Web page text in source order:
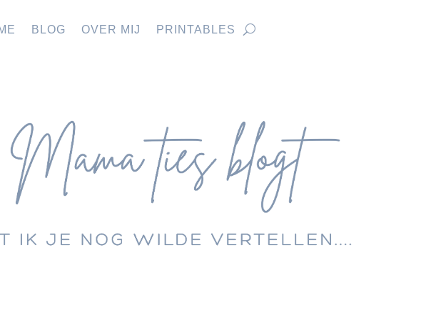
BLOG OVER MIJ PRINTABLES